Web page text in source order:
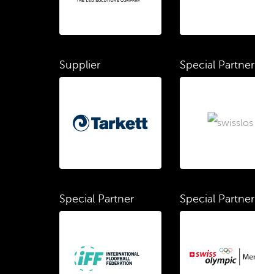
Supplier Special Partner
Special Partner Special Partner